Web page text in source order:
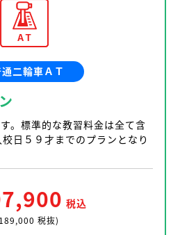
二輪車ＡＴ
。標準的な教習料金は全て含
日５９才までのプランとなり
税込
税抜)